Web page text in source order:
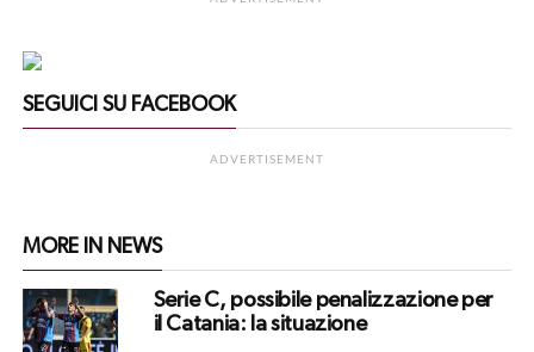
SEGUICI SU FACEBOOK
ADVERTISEMENT
MORE IN NEWS
Serie C, possibile penalizzazione per
il Catania: la situazione